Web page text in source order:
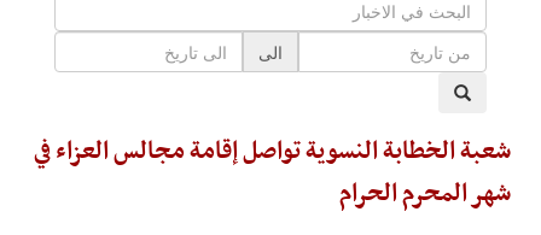
الى
شعبة الخطابة النسوية تواصل إقامة مجالس العزاء في
شهر المحرم الحرام